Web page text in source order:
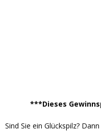
***Dieses
Sind Sie ein Glückspilz?